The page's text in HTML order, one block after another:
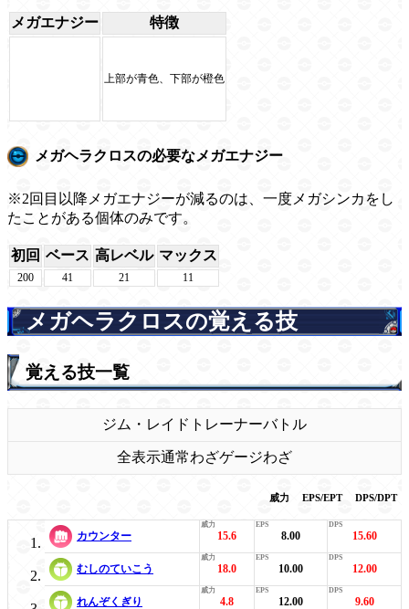
メガエナジー 特徴
上部が青色、下部が橙色
メガヘラクロスの必要なメガエナジー
※2回目以降メガエナジーが減るのは、一度メガシンカをし
たことがある個体のみです。
初回 ベース 高レベル マックス
200 41 21 11
メガヘラクロスの覚える技
覚える技一覧
ジム・レイド トレーナーバトル
全表示通常わざゲージわざ
威力 EPS/EPT DPS/DPT
カウンター 15.6 8.00 15.60
むしのていこう 18.0 10.00 12.00
れんぞくぎり 4.8 12.00 9.60